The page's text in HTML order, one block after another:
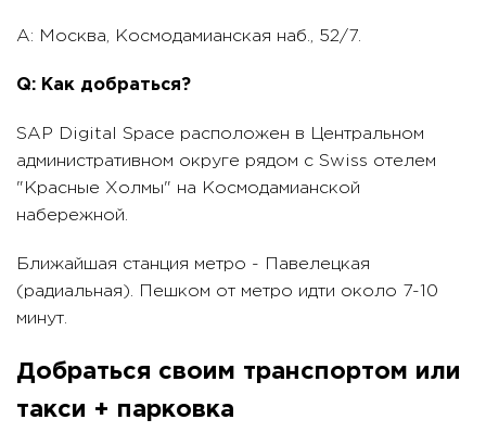
A: Москва, Космодамианская наб., 52/7.
Q: Как добраться?
SAP Digital Space расположен в Центральном
административном округе рядом с Swiss отелем
"Красные Холмы" на Космодамианской
набережной.
Ближайшая станция метро - Павелецкая
(радиальная). Пешком от метро идти около 7-10
минут.
Добраться своим транспортом или
такси + парковка